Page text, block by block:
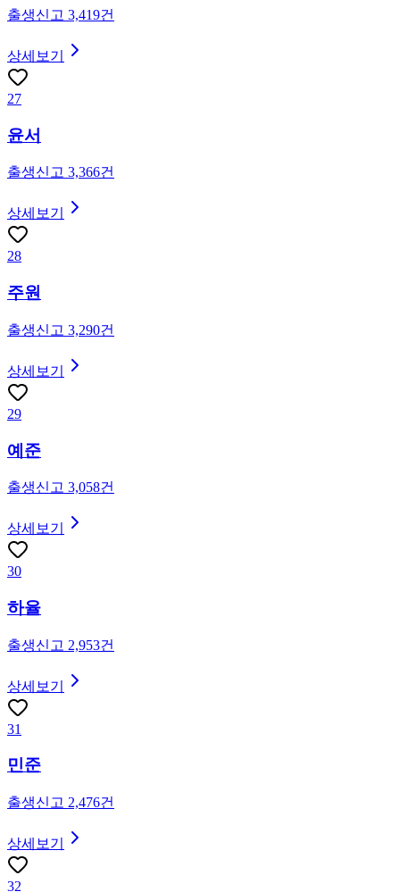
출생신고 3,419건
상세보기
27
윤서
출생신고 3,366건
상세보기
28
주원
출생신고 3,290건
상세보기
29
예준
출생신고 3,058건
상세보기
30
하율
출생신고 2,953건
상세보기
31
민준
출생신고 2,476건
상세보기
32